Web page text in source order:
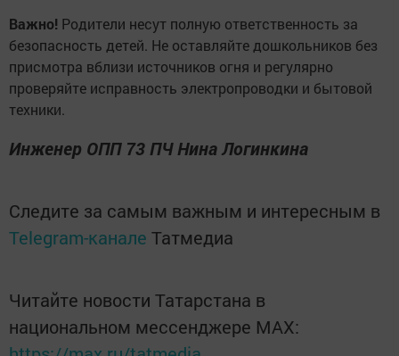
Важно! Родители несут полную ответственность за
безопасность детей. Не оставляйте дошкольников без
присмотра вблизи источников огня и регулярно
проверяйте исправность электропроводки и бытовой
техники.
Инженер ОПП 73 ПЧ Нина Логинкина
Следите за самым важным и интересным в
Telegram-канале Татмедиа
Читайте новости Татарстана в
национальном мессенджере MАХ: